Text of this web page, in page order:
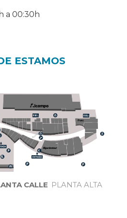
a 00:30h
ESTAMOS
CALLE PLANTA ALTA